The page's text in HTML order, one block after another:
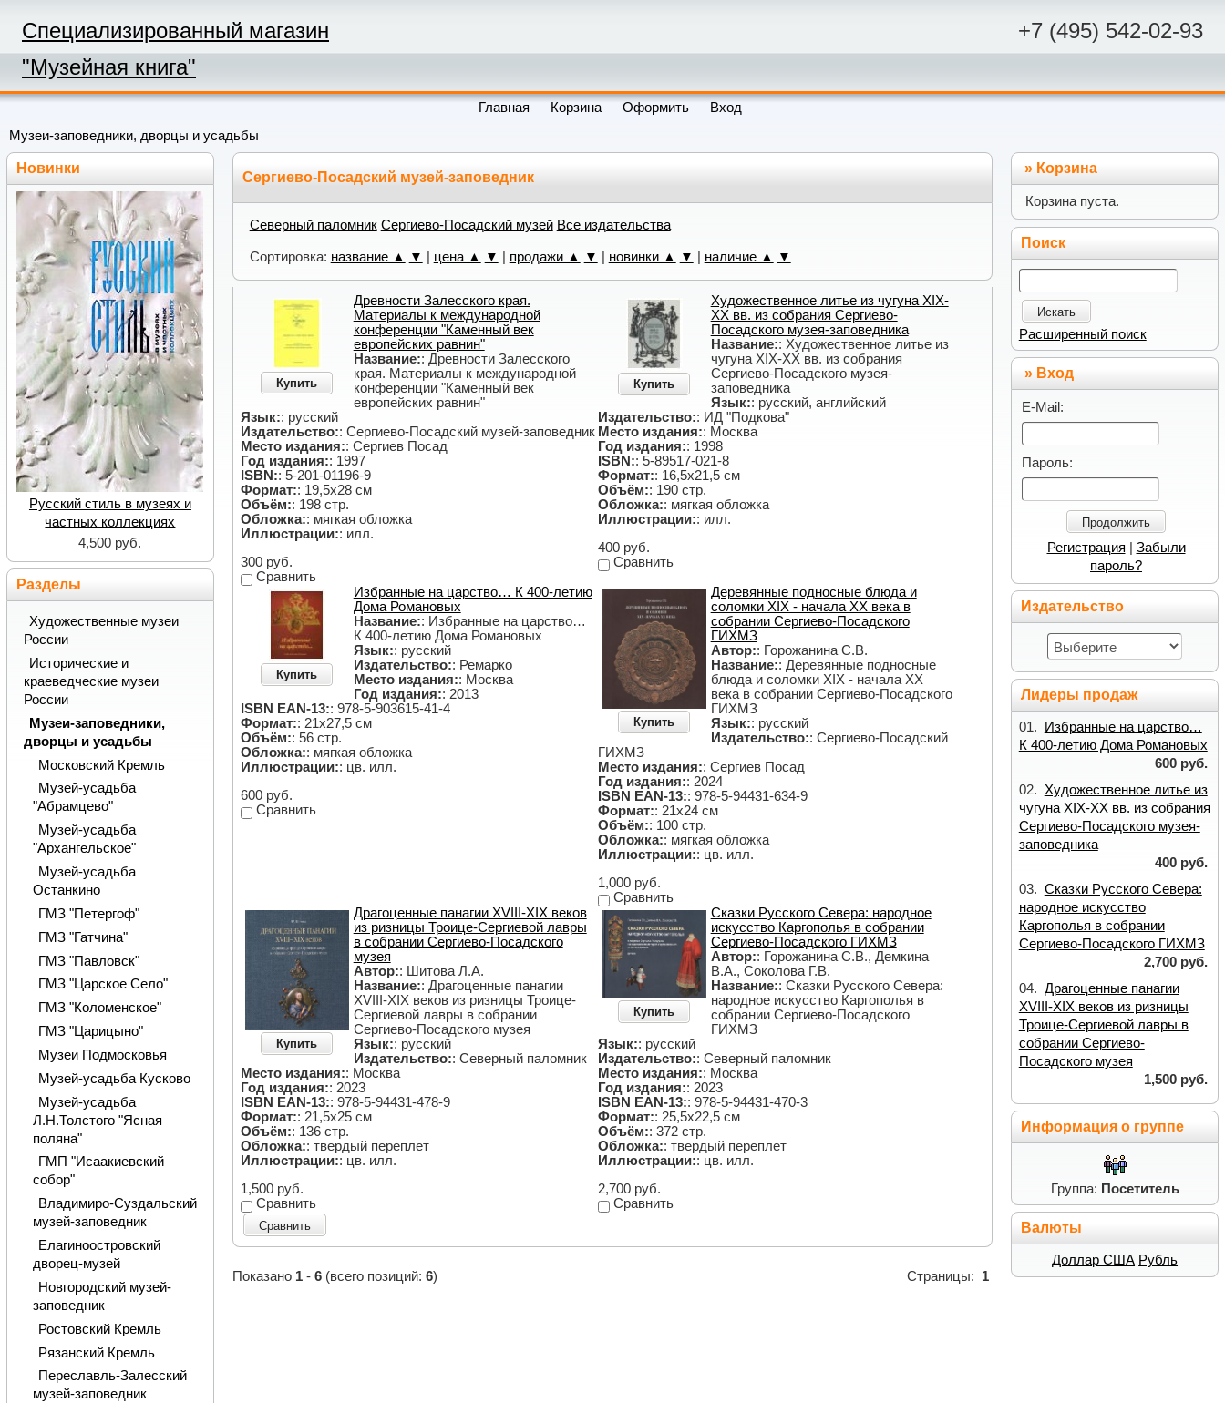
Специализированный магазин
"Музейная книга"
+7 (495) 542-02-93
Главная Корзина Оформить
Вход
Музеи-заповедники, дворцы и усадьбы
Сергиево-Посадский музей-заповедник
Северный паломник Сергиево-Посадский музей Все издательства
Сортировка: название ▲ ▼ цена ▲ ▼ продажи ▲ ▼ новинки ▲ ▼ наличие ▲ ▼
Купить
Древности Залесского края.
Материалы к международной
конференции "Каменный век
европейских равнин"
Название:: Древности Залесского
края. Материалы к международной
конференции "Каменный век
европейских равнин"
Язык:: русский
Издательство:: Сергиево-Посадский музей-заповедник
Место издания:: Сергиев Посад
Год издания:: 1997
ISBN:: 5-201-01196-9
Формат:: 19,5х28 см
Объём:: 198 стр.
Обложка:: мягкая обложка
Иллюстрации:: илл.
300 руб.
Сравнить
Купить
Художественное литье из чугуна XIX-
XX вв. из собрания Сергиево-
Посадского музея-заповедника
Название:: Художественное литье из
чугуна XIX-XX вв. из собрания
Сергиево-Посадского музея-
заповедника
Язык:: русский, английский
Издательство:: ИД "Подкова"
Место издания:: Москва
Год издания:: 1998
ISBN:: 5-89517-021-8
Формат:: 16,5х21,5 см
Объём:: 190 стр.
Обложка:: мягкая обложка
Иллюстрации:: илл.
400 руб.
Сравнить
Купить
Избранные на царство… К 400-летию
Дома Романовых
Название:: Избранные на царство…
К 400-летию Дома Романовых
Язык:: русский
Издательство:: Ремарко
Место издания:: Москва
Год издания:: 2013
ISBN EAN-13:: 978-5-903615-41-4
Формат:: 21х27,5 см
Объём:: 56 стр.
Обложка:: мягкая обложка
Иллюстрации:: цв. илл.
600 руб.
Сравнить
Купить
Деревянные подносные блюда и
соломки XIX - начала ХХ века в
собрании Сергиево-Посадского
ГИХМЗ
Автор:: Горожанина С.В.
Название:: Деревянные подносные
блюда и соломки XIX - начала ХХ
века в собрании Сергиево-Посадского
ГИХМЗ
Язык:: русский
Издательство:: Сергиево-Посадский
ГИХМЗ
Место издания:: Сергиев Посад
Год издания:: 2024
ISBN EAN-13:: 978-5-94431-634-9
Формат:: 21х24 см
Объём:: 100 стр.
Обложка:: мягкая обложка
Иллюстрации:: цв. илл.
1,000 руб.
Сравнить
Купить
Драгоценные панагии XVIII-XIX веков
из ризницы Троице-Сергиевой лавры
в собрании Сергиево-Посадского
музея
Автор:: Шитова Л.А.
Название:: Драгоценные панагии
XVIII-XIX веков из ризницы Троице-
Сергиевой лавры в собрании
Сергиево-Посадского музея
Язык:: русский
Издательство:: Северный паломник
Место издания:: Москва
Год издания:: 2023
ISBN EAN-13:: 978-5-94431-478-9
Формат:: 21,5х25 см
Объём:: 136 стр.
Обложка:: твердый переплет
Иллюстрации:: цв. илл.
1,500 руб.
Сравнить
Купить
Сказки Русского Севера: народное
искусство Каргополья в собрании
Сергиево-Посадского ГИХМЗ
Автор:: Горожанина С.В., Демкина
В.А., Соколова Г.В.
Название:: Сказки Русского Севера:
народное искусство Каргополья в
собрании Сергиево-Посадского
ГИХМЗ
Язык:: русский
Издательство:: Северный паломник
Место издания:: Москва
Год издания:: 2023
ISBN EAN-13:: 978-5-94431-470-3
Формат:: 25,5х22,5 см
Объём:: 372 стр.
Обложка:: твердый переплет
Иллюстрации:: цв. илл.
2,700 руб.
Сравнить
Сравнить
Страницы: 1
Показано 1 -6 (всего позиций:6)
Новинки
Русский стиль в музеях и
частных коллекциях
4,500 руб.
Разделы
Художественные музеи
России
Исторические и
краеведческие музеи
России
Музеи-заповедники,
дворцы и усадьбы
Московский Кремль
Музей-усадьба
"Абрамцево"
Музей-усадьба
"Архангельское"
Музей-усадьба
Останкино
ГМЗ "Петергоф"
ГМЗ "Гатчина"
ГМЗ "Павловск"
ГМЗ "Царское Cело"
ГМЗ "Коломенское"
ГМЗ "Царицыно"
Музеи Подмосковья
Музей-усадьба Кусково
Музей-усадьба
Л.Н.Толстого "Ясная
поляна"
ГМП "Исаакиевский
собор"
Владимиро-Суздальский
музей-заповедник
Елагиноостровский
дворец-музей
Новгородский музей-
заповедник
Ростовский Кремль
Рязанский Кремль
Переславль-Залесский
музей-заповедник
» Корзина
Корзина пуста.
Поиск
Искать
Расширенный поиск
» Вход
E-Mail:
Пароль:
Продолжить
Регистрация
Забыли
пароль?
Издательство
Лидеры продаж
01.
Избранные на царство…
К 400-летию Дома Романовых
600 руб.
02. Художественное литье из
чугуна XIX-XX вв. из собрания
Сергиево-Посадского музея-
заповедника
400 руб.
03. Сказки Русского Севера:
народное искусство
Каргополья в собрании
Сергиево-Посадского ГИХМЗ
2,700 руб.
04. Драгоценные панагии
XVIII-XIX веков из ризницы
Троице-Сергиевой лавры в
собрании Сергиево-
Посадского музея
1,500 руб.
Информация о группе
Группа: Посетитель
Валюты
Доллар США Рубль